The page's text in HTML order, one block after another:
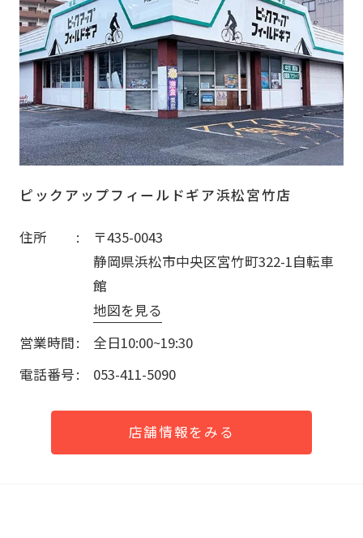
ピックアップフィールドギア浜松宮竹店
住所
〒435-0043
静岡県浜松市中央区宮竹町322-1自転車
館
地図を見る
営業時間
全日10:00~19:30
電話番号
053-411-5090
店舗情報をみる